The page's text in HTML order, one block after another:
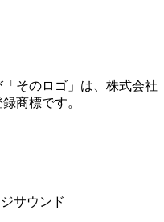
「そのロゴ」は、株式会社
商標です。
サウンド